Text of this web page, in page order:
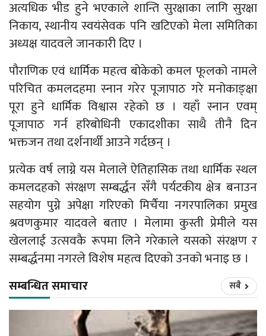
अत्यधिक भीड हुने भएकाले शान्ति सुरक्षाका लागि सुरक्षा
निकाय, स्थानीय स्वयंसेवक पनि खटिएको मेला समितिका
अध्यक्ष यादवले जानकारी दिए ।
पौराणिक एवं धार्मिक महत्व बोकेको कमल फूलको नामले
परिचित कमलदहमा स्नान गरेर पूजापाठ गरे मनोकाङ्क्षा
पूरा हुने धार्मिक विश्वास रहेको छ । यहाँ स्नान एवम्
पूजापाठ गर्न हरिबोधिनी एकादशीका साथै तीनै दिन
भक्तजन तथा दर्शनार्थी आउने गर्दछन् ।
प्रत्येक वर्ष लाग्ने यस मेलाले ऐतिहासिक तथा धार्मिक स्थल
कमलदहको संरक्षण सम्बर्द्धन सँगै पर्यटकीय क्षेत्र बनाउन
सहयोग पुग्ने अपेक्षा गरिएको मिर्चैया नगरपालिका प्रमुख
श्रवणकुमार यादवले बताए । मेलामा कुस्ती प्रेमीले यस
खेललाई उत्सवकै रूपमा लिने गरेकाले यसको संरक्षण र
सम्बर्द्धनमा नगरले विशेष महत्व दिएको उनको भनाइ छ ।
सम्बन्धित समाचार सबै